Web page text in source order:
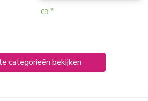
€9,95
categorieën bekijken